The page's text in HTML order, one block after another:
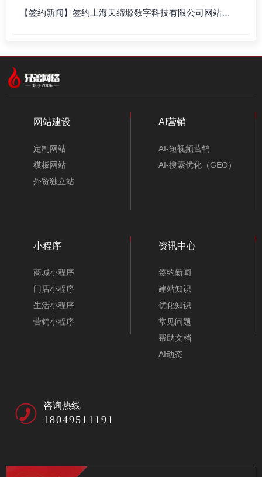
【签约新闻】签约上海天缔塬数字科技有限公司网站建
网站建设
定制网站
模板网站
外贸独立站
AI营销
AI-短视频营销
AI-搜索优化（GEO）
小程序
商城小程序
门店小程序
生活小程序
营销小程序
资讯中心
签约新闻
建站知识
优化知识
常见问题
帮助文档
AI动态
咨询热线
18049511191